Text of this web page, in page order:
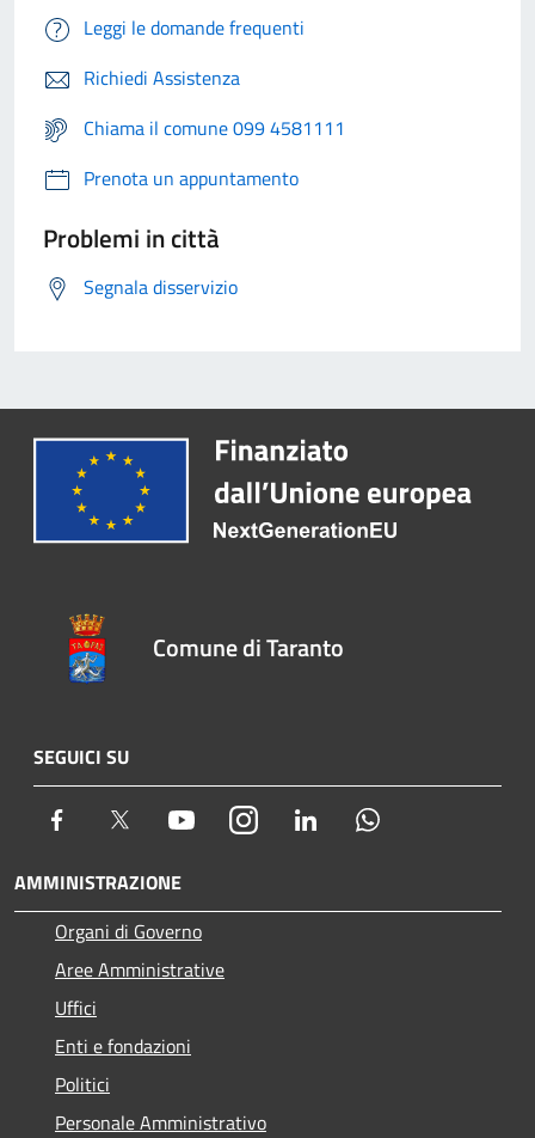
Leggi le domande frequenti
Richiedi Assistenza
Chiama il comune 099 4581111
Prenota un appuntamento
Problemi in città
Segnala disservizio
Comune di Taranto
SEGUICI SU
Facebook Twitter YoutubeInstagram LinkedIn
AMMINISTRAZIONE
Organi di Governo
Aree Amministrative
Uffici
Enti e fondazioni
Politici
Personale Amministrativo